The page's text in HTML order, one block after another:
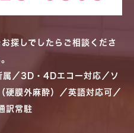
探しでしたらご相談くださ
／3D・4Dエコー対応／ソ
硬膜外麻酔）／英語対応可／
訳常駐